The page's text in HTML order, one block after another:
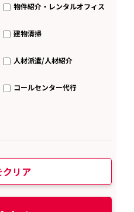
物件紹介・レンタルオフィス
建物清掃
人材派遣/人材紹介
コールセンター代行
クリア